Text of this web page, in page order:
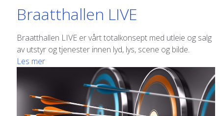
Braatthallen LIVE
Braatthallen LIVE er vårt totalkonsept med utleie og salg
av utstyr og tjenester innen lyd, lys, scene og bilde.
Les mer